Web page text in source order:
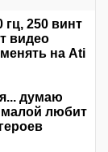
гц, 250 винт
видео
на Ati
думаю
малой любит